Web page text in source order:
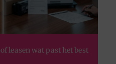
leasen wat past het best